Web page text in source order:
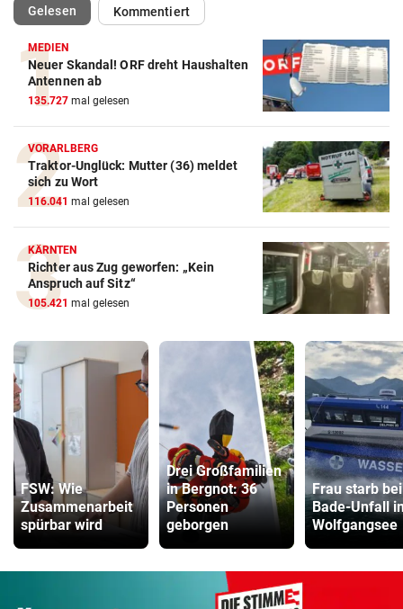
Gelesen(ausgewählt)Kommentiert
MEDIEN
Neuer Skandal! ORF dreht Haushalten
Antennen ab
135.727 mal gelesen
VORARLBERG
Traktor-Unglück: Mutter (36) meldet
sich zu Wort
116.041 mal gelesen
KÄRNTEN
Richter aus Zug geworfen: „Kein
Anspruch auf Sitz“
105.421 mal gelesen
FSW: Wie
Zusammenarbeit
spürbar wird
Drei Großfamilien
in Bergnot: 36
Personen
geborgen
Frau starb bei
Bade-Unfall
Wolfgangsee